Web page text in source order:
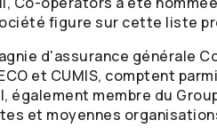
figure sur cette liste
d'assurance générale
et CUMIS, comptent
également membre du
et moyennes